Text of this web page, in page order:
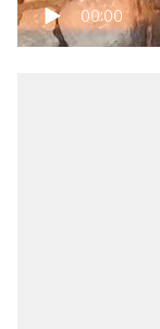
00:00